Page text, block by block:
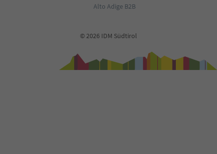
Alto Adige B2B
© 2026 IDM Südtirol